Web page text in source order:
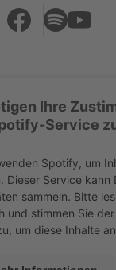
Ihre
Service
Spotify, um
Dieser Service kann
sammeln. Bitte
und stimmen Sie
um diese Inhalte